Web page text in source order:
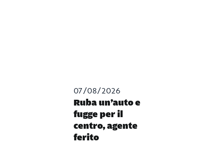
07/08/2026
Ruba un’auto e
fugge per il
centro, agente
ferito